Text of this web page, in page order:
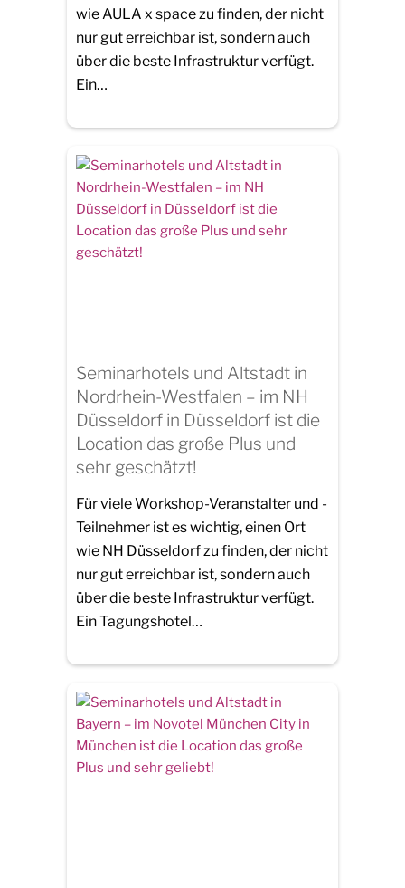
wie AULA x space zu finden, der nicht
nur gut erreichbar ist, sondern auch
über die beste Infrastruktur verfügt.
Ein…
Seminarhotels und Altstadt in
Nordrhein-Westfalen – im NH
Düsseldorf in Düsseldorf ist die
Location das große Plus und
sehr geschätzt!
Für viele Workshop-Veranstalter und -
Teilnehmer ist es wichtig, einen Ort
wie NH Düsseldorf zu finden, der nicht
nur gut erreichbar ist, sondern auch
über die beste Infrastruktur verfügt.
Ein Tagungshotel…